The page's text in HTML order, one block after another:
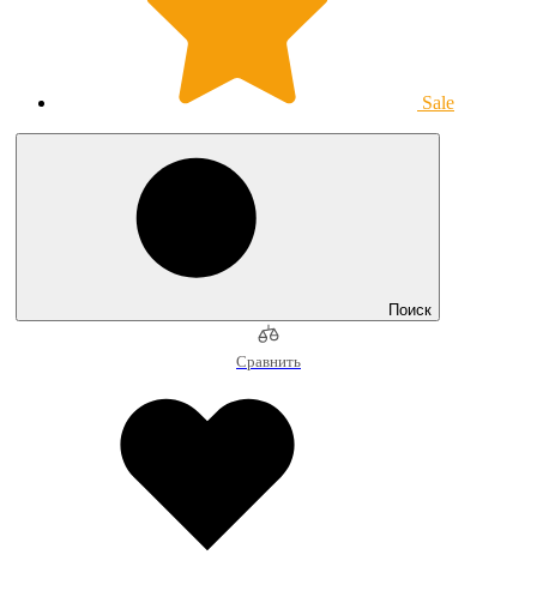
Sale
Поиск
Сравнить